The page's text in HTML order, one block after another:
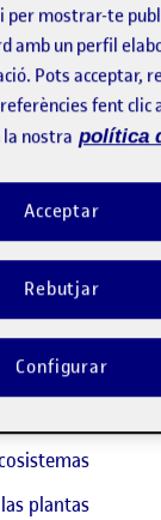
plantas
per mostrar-te
amb un perfil
Pots acceptar,
fent clic
la nostra política
Rebutjar
Acceptar
Configurar